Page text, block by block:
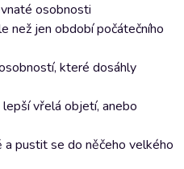
osobnosti
než jen období počátečního
které dosáhly
vřelá objetí, anebo
pustit se do něčeho velkého